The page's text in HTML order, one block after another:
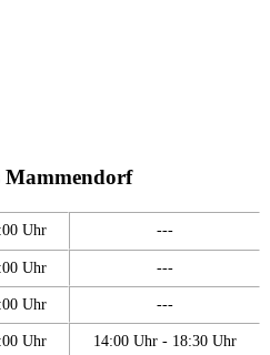
Mammendorf
Uhr ---
Uhr ---
Uhr ---
Uhr 14:00 Uhr - 18:30 Uhr